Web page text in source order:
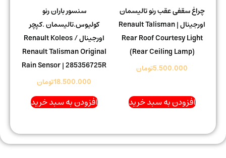
چراغ سقفی عقب رنو تالیسمان
اورجینال | Renault Talisman
Rear Roof Courtesy Light
(Rear Ceiling Lamp)
5.500.000تومان
افزودن به سبد خرید
سنسور باران رنو
کولیوس.تالیسمان .کپچر
اورجینال Renault Koleos /
Renault Talisman Original
Rain Sensor | 285356725R
18.500.000تومان
افزودن به سبد خرید